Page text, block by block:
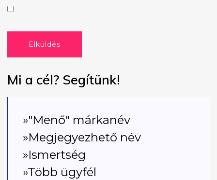
Elküldés
Mi a cél? Segítünk!
»"Menő" márkanév
»Megjegyezhető név
»Ismertség
»Több ügyfél